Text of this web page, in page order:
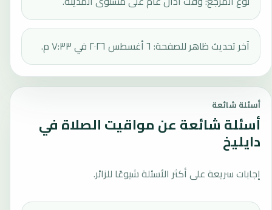
آخر تحديث ظاهر للصفحة: ٦ أغسطس ٢٠٢٦ في ٧:٣٣ م.
أسئلة شائعة
أسئلة شائعة عن مواقيت الصلاة في
دايليخ
إجابات سريعة على أكثر الأسئلة شيوعًا للزائر.